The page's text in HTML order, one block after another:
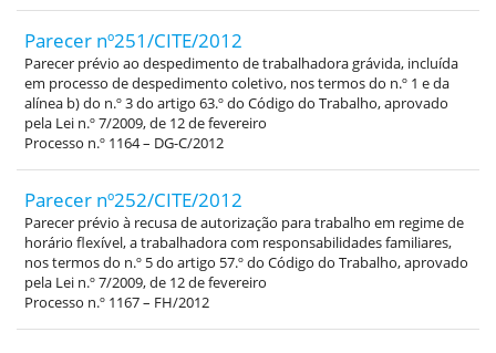
Parecer nº251/CITE/2012
Parecer prévio ao despedimento de trabalhadora grávida, incluída
em processo de despedimento coletivo, nos termos do n.º 1 e da
alínea b) do n.º 3 do artigo 63.º do Código do Trabalho, aprovado
pela Lei n.º 7/2009, de 12 de fevereiro
Processo n.º 1164 – DG-C/2012
Parecer nº252/CITE/2012
Parecer prévio à recusa de autorização para trabalho em regime de
horário flexível, a trabalhadora com responsabilidades familiares,
nos termos do n.º 5 do artigo 57.º do Código do Trabalho, aprovado
pela Lei n.º 7/2009, de 12 de fevereiro
Processo n.º 1167 – FH/2012